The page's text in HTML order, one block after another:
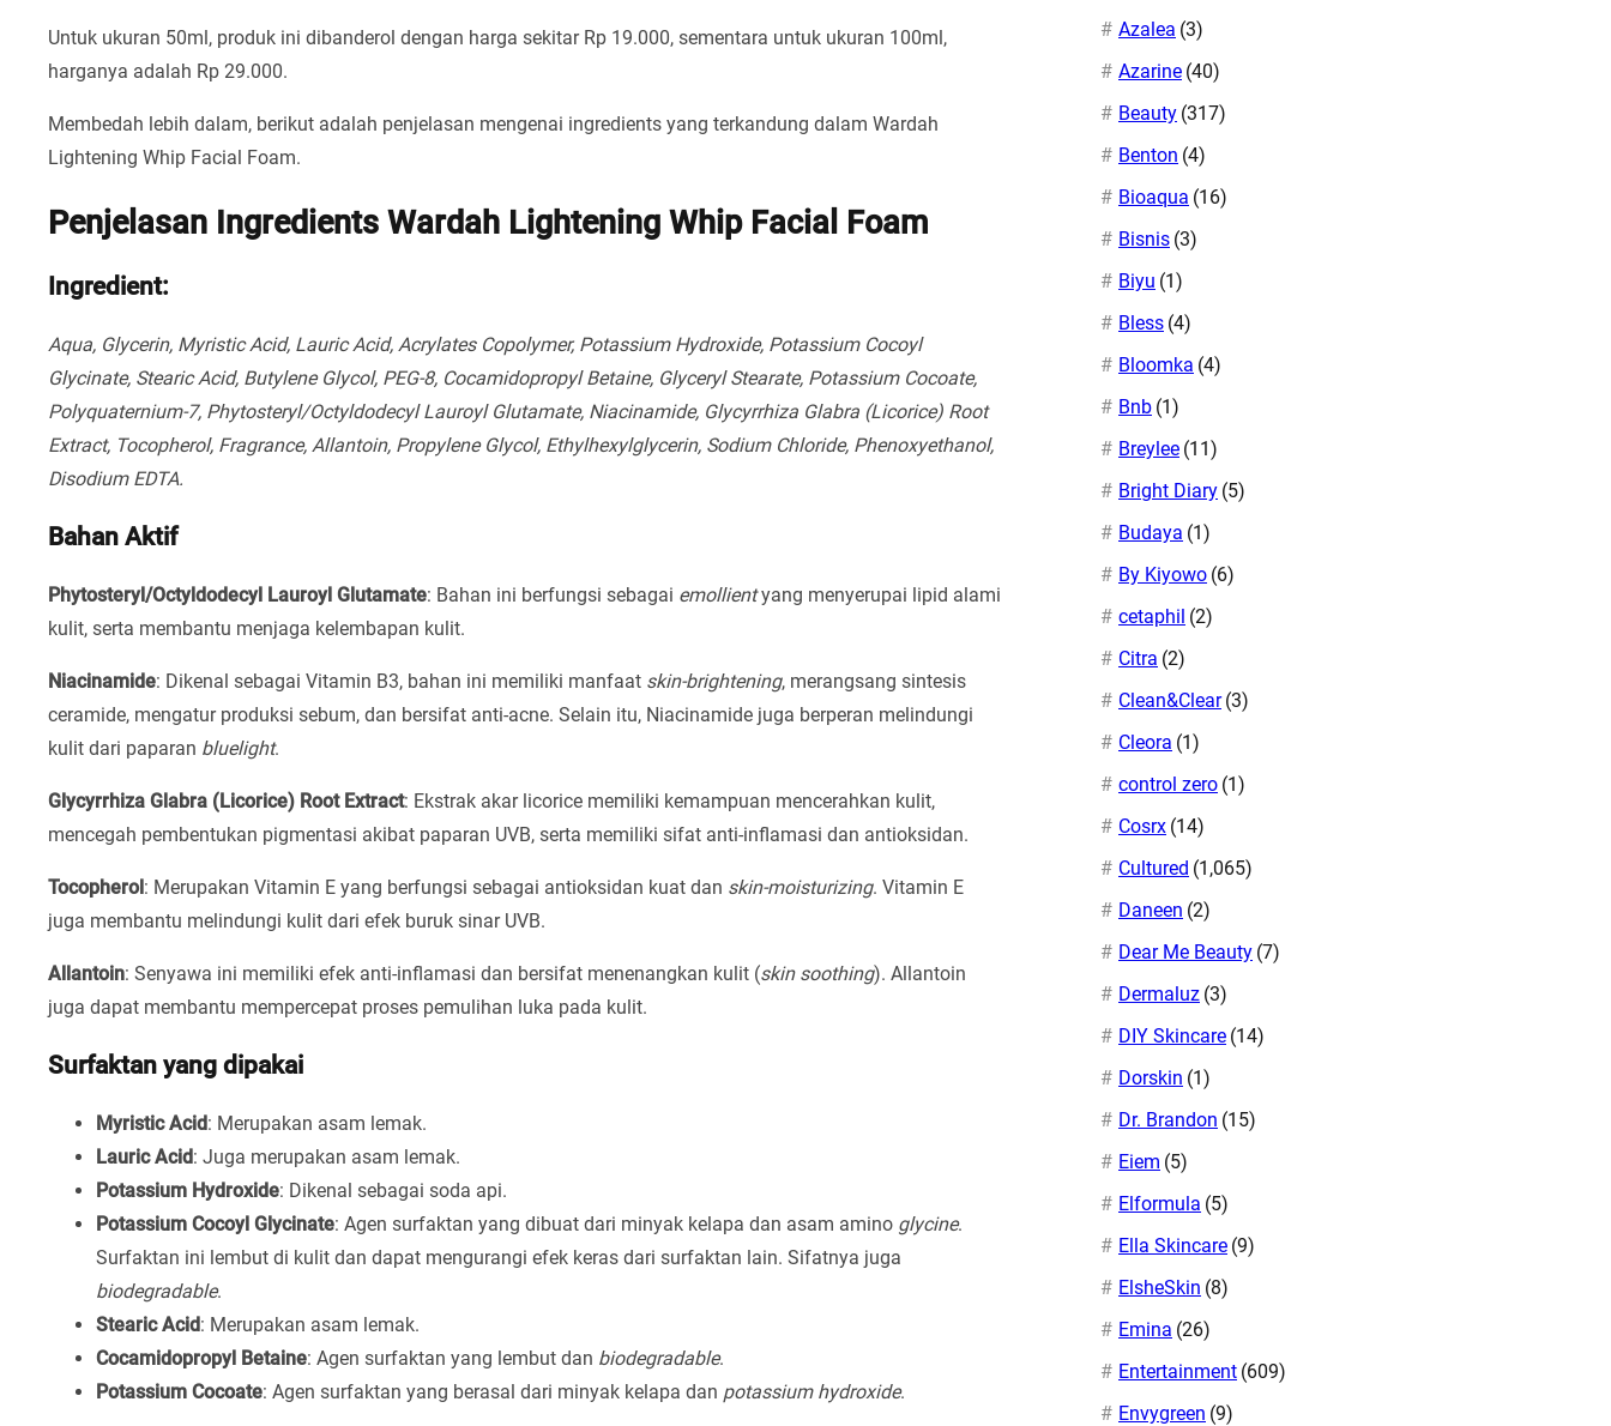
Untuk ukuran 50ml, produk ini dibanderol dengan harga sekitar Rp 19.000, sementara untuk ukuran 100ml,
harganya adalah Rp 29.000.
Membedah lebih dalam, berikut adalah penjelasan mengenai ingredients yang terkandung dalam Wardah
Lightening Whip Facial Foam.
Penjelasan Ingredients Wardah Lightening Whip Facial Foam
Ingredient:
Aqua, Glycerin, Myristic Acid, Lauric Acid, Acrylates Copolymer, Potassium Hydroxide, Potassium Cocoyl
Glycinate, Stearic Acid, Butylene Glycol, PEG-8, Cocamidopropyl Betaine, Glyceryl Stearate, Potassium Cocoate,
Polyquaternium-7, Phytosteryl/Octyldodecyl Lauroyl Glutamate, Niacinamide, Glycyrrhiza Glabra (Licorice) Root
Extract, Tocopherol, Fragrance, Allantoin, Propylene Glycol, Ethylhexylglycerin, Sodium Chloride, Phenoxyethanol,
Disodium EDTA.
Bahan Aktif
Phytosteryl/Octyldodecyl Lauroyl Glutamate: Bahan ini berfungsi sebagai emollientyang menyerupai lipid alami
kulit, serta membantu menjaga kelembapan kulit.
Niacinamide: Dikenal sebagai Vitamin B3, bahan ini memiliki manfaat skin-brightening, merangsang sintesis
ceramide, mengatur produksi sebum, dan bersifat anti-acne. Selain itu, Niacinamide juga berperan melindungi
kulit dari paparan bluelight.
Glycyrrhiza Glabra (Licorice) Root Extract: Ekstrak akar licorice memiliki kemampuan mencerahkan kulit,
mencegah pembentukan pigmentasi akibat paparan UVB, serta memiliki sifat anti-inflamasi dan antioksidan.
Tocopherol: Merupakan Vitamin E yang berfungsi sebagai antioksidan kuat dan skin-moisturizing. Vitamin E
juga membantu melindungi kulit dari efek buruk sinar UVB.
Allantoin: Senyawa ini memiliki efek anti-inflamasi dan bersifat menenangkan kulit (skin soothing). Allantoin
juga dapat membantu mempercepat proses pemulihan luka pada kulit.
Surfaktan yang dipakai
Myristic Acid: Merupakan asam lemak.
Lauric Acid: Juga merupakan asam lemak.
Potassium Hydroxide: Dikenal sebagai soda api.
Potassium Cocoyl Glycinate: Agen surfaktan yang dibuat dari minyak kelapa dan asam amino glycine.
Surfaktan ini lembut di kulit dan dapat mengurangi efek keras dari surfaktan lain. Sifatnya juga
biodegradable.
Stearic Acid: Merupakan asam lemak.
Cocamidopropyl Betaine: Agen surfaktan yang lembut dan biodegradable.
Potassium Cocoate: Agen surfaktan yang berasal dari minyak kelapa dan potassium hydroxide.
Azalea (3)
Azarine (40)
Beauty (317)
Benton (4)
Bioaqua (16)
Bisnis (3)
Biyu (1)
Bless (4)
Bloomka (4)
Bnb (1)
Breylee (11)
Bright Diary (5)
Budaya (1)
By Kiyowo (6)
cetaphil (2)
Citra (2)
Clean&Clear (3)
Cleora (1)
control zero (1)
Cosrx (14)
Cultured (1,065)
Daneen (2)
Dear Me Beauty (7)
Dermaluz (3)
DIY Skincare (14)
Dorskin (1)
Dr. Brandon (15)
Eiem (5)
Elformula (5)
Ella Skincare (9)
ElsheSkin (8)
Emina (26)
Entertainment (609)
Envygreen (9)